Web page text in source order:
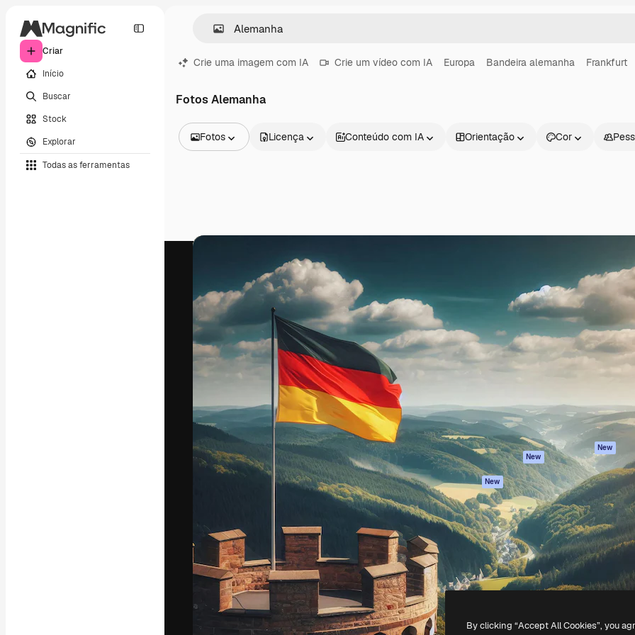
Criar
Início
Buscar
Stock
Explorar
Todas as ferramentas
Crie uma imagem com IA Crie um vídeo com IA Europa Bandeira alemanha Frankfurt
Fotos Alemanha
Fotos
Vídeos
Modelos de vídeos
Ícones
Modelos 3D
Fontes
Licença Conteúdo com IA Orientação Cor
A plataforma criativa para você direcionar
seu melhor trabalho. Mais de 1 milhão de
assinantes entre criativos, empresas,
agências e estúdios.
Português
Spaces
Assistente de IA
Gerador de
Texto para voz
Conteúdo de stock
MCP para
Claude/ChatGPT
New
Agentes New
API
App móvel
Todas as
ferramentas
Começar
Academy
Documentação
Atendimento
Política de
privacidade
Originais New
Política de
Central de
confiabilidade
Afiliados
Empresas
Copyright © 2010-2026 Freepik Company S.L.U.Todos os direitos reservados.
By clicking “Accept All Cookies”, you